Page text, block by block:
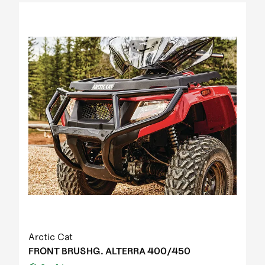
2012 TRV 1000 GT EFT IPM Print green metallic
update
2012 US mod. 700 TRV GT
2012 XC 450 EFT IPM black-green 01
2013 1000 XT EFT white met
2013 450 R EFT Homologated
2013 550 EFT black
2013 550 XT EFT emerald green met
2013 700 Diesel EFT marsh
2013 700 XT EFT steel blue met
2013 Prowler HDX
2013 TRV 550 EFT black
2013 TRV 550 XT EFT emerald green met
2013 TRV 700 XT EFT black met
Arctic Cat
FRONT BRUSHG. ALTERRA 400/450